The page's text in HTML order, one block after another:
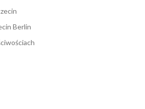
Berlin